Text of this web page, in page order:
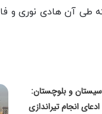
سیستان و بلوچستان:
ادعای انجام تیراندازی